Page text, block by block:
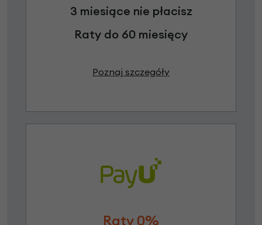
3 miesiące nie płacisz
Raty do 60 miesięcy
Poznaj szczegóły
Raty 0%